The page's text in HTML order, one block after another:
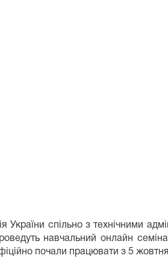
України спільно з технічними
навчальний онлайн
почали працювати з 5